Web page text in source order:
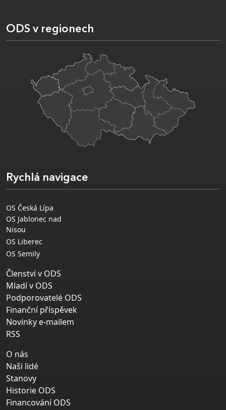
ODS v regionech
Rychlá navigace
OS Česká Lípa
OS Jablonec nad
Nisou
OS Liberec
OS Semily
Členství v ODS
Mladí v ODS
Podporovatelé ODS
Finanční příspěvek
Novinky e-mailem
RSS
O nás
Naši lidé
Stanovy
Historie ODS
Financování ODS